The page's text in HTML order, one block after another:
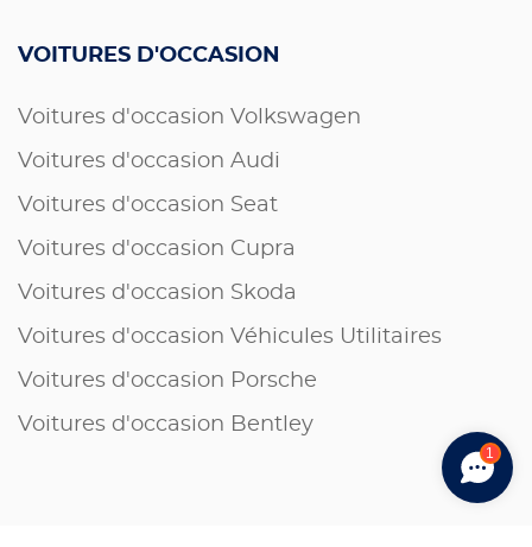
VOITURES D'OCCASION
Voitures d'occasion Volkswagen
Voitures d'occasion Audi
Voitures d'occasion Seat
Voitures d'occasion Cupra
Voitures d'occasion Skoda
Voitures d'occasion Véhicules Utilitaires
Voitures d'occasion Porsche
Voitures d'occasion Bentley
1